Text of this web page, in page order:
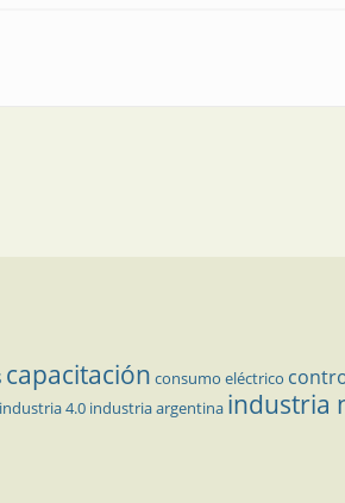
de alta precisión
capacitación consumo eléctrico
industria 4.0 industria argentina industria